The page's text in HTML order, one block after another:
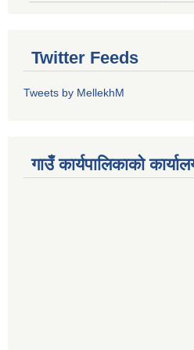
Twitter Feeds
Tweets by MellekhM
गाउँ कार्यपालिकाको